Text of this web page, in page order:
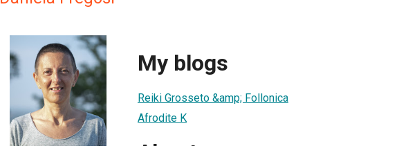
My blogs
Reiki Grosseto &amp; Follonica
Afrodite K